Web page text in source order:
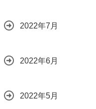
2022年7月
2022年6月
2022年5月